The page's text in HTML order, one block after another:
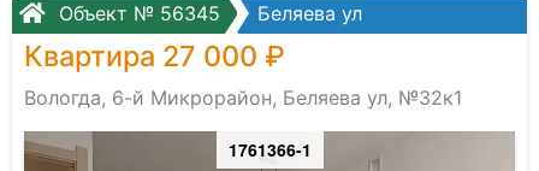
Объект № 56345 Беляева ул
Квартира 27 000 ₽
Вологда, 6-й Микрорайон, Беляева ул, №32к1
1761366-1